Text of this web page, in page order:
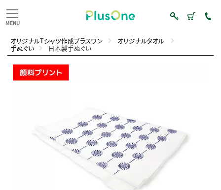
オリジナルTシャツ作成プラスワン オリジナルタオル
手ぬぐい 日本製手ぬぐい